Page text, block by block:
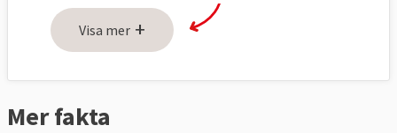
Visa mer +
Mer fakta